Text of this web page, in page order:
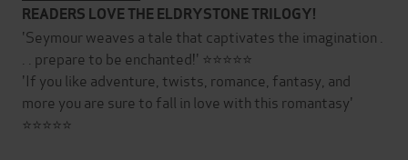
READERS LOVE THE ELDRYSTONE TRILOGY!
'Seymour weaves a tale that captivates the imagination .
. . prepare to be enchanted!' ⭐⭐⭐⭐⭐
'If you like adventure, twists, romance, fantasy, and
more you are sure to fall in love with this romantasy'
⭐⭐⭐⭐⭐